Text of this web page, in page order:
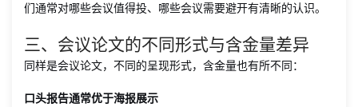
们通常对哪些会议值得投、哪些会议需要避开有清晰的认识。
三、会议论文的不同形式与含金量差异
同样是会议论文，不同的呈现形式，含金量也有所不同：
口头报告通常优于海报展示